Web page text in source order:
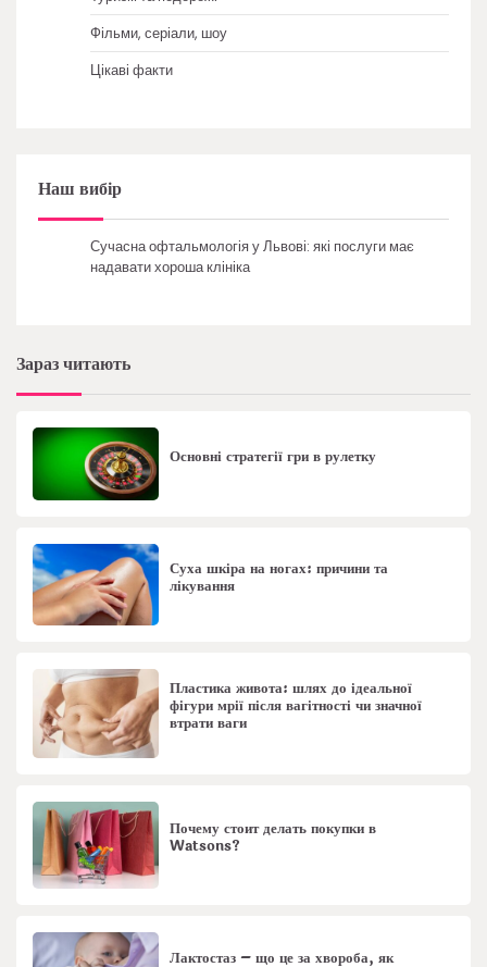
Фільми, серіали, шоу
Цікаві факти
Наш вибір
Сучасна офтальмологія у Львові: які послуги має
надавати хороша клініка
Зараз читають
Основні стратегії гри в рулетку
Суха шкіра на ногах: причини та
лікування
Пластика живота: шлях до ідеальної
фігури мрії після вагітності чи значної
втрати ваги
Почему стоит делать покупки в
Watsons?
Лактостаз – що це за хвороба, як